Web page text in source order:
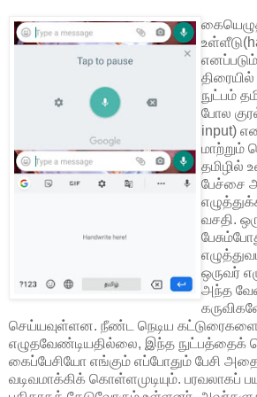
நுட்பம்
போல
input)
மாற்றும்
தமிழில்
பேச்சை
வசதி.
ஒருவர்
அந்த
செய்யவுள்ளன. நீண்ட நெடிய
எழுதவேண்டியதில்லை, இந்த
கைப்பேசியோ எங்கும் எப்போதும் பேசி அதை
வடிவமாக்கிக் கொள்ளமுடியும். பரவலாகப்